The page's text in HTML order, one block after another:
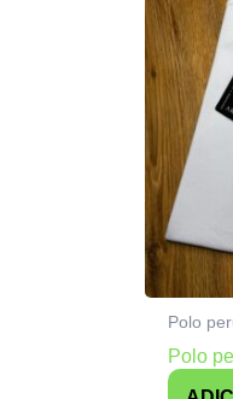
Polo
Polo